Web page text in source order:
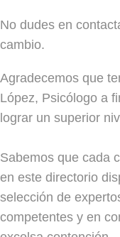
No dudes en
cambio.
Agradecemos que
López, Psicólogo a
lograr un superior
Sabemos que cada
en este directorio
selección de
competentes y en